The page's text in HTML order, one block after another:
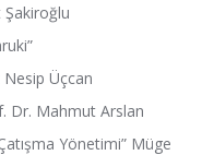
Şakiroğlu
Nesip Üçcan
Dr. Mahmut Arslan
Yönetimi” Müge